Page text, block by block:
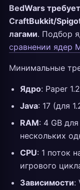
BedWars
CraftBukkit/
лагами. Подбор
сравнении ядер
Минимальные
Ядро: Paper
Java: 17 (для
RAM: 4 GB
нескольких
CPU: 1 поток
игрового
Зависимости: